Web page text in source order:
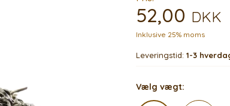
52,00 DKK
Inklusive 25% moms
Leveringstid: 1-3
Vælg vægt: